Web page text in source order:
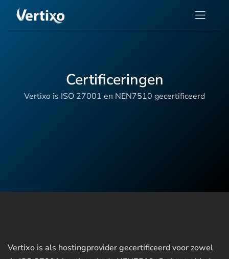
Certificeringen
Vertixo is ISO 27001 en NEN7510 gecertificeerd
Vertixo is als hostingprovider gecertificeerd voor zowel